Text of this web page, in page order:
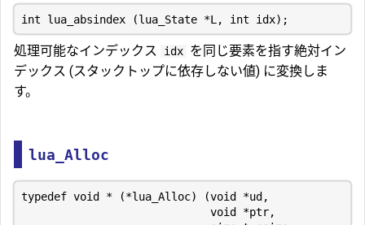
処理可能なインデックス idx を同じ要素を指す絶対イン
デックス (スタックトップに依存しない値) に変換しま
す。
lua_Alloc